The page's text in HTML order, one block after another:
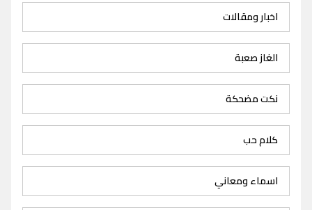
اخبار ومقالات
الغاز صعبة
نكت مضحكة
كلام حب
اسماء ومعاني